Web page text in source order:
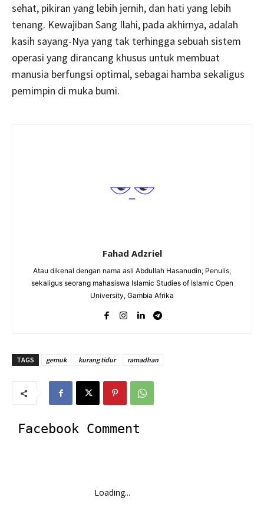
sehat, pikiran yang lebih jernih, dan hati yang lebih
tenang. Kewajiban Sang Ilahi, pada akhirnya, adalah
kasih sayang-Nya yang tak terhingga sebuah sistem
operasi yang dirancang khusus untuk membuat
manusia berfungsi optimal, sebagai hamba sekaligus
pemimpin di muka bumi.
Fahad Adzriel
Atau dikenal dengan nama asli Abdullah Hasanudin; Penulis,
sekaligus seorang mahasiswa Islamic Studies of Islamic Open
University, Gambia Afrika
TAGS gemuk kurang tidur ramadhan
Facebook Comment
Loading...